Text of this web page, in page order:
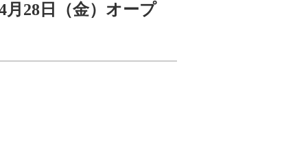
28日（金）オープ